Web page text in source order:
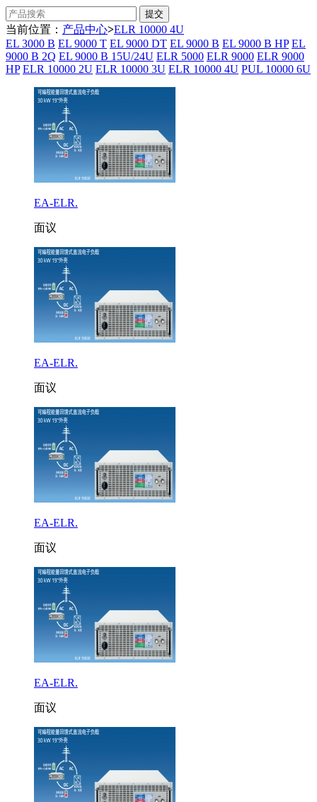
当前位置： 产品中心>ELR 10000 4U
EL 3000 B EL 9000 T EL 9000 DT EL 9000 B EL 9000 B HP EL
9000 B 2Q EL 9000 B 15U/24U ELR 5000 ELR 9000 ELR 9000
HP ELR 10000 2U ELR 10000 3U ELR 10000 4U PUL 10000 6U
EA-ELR.
面议
EA-ELR.
面议
EA-ELR.
面议
EA-ELR.
面议